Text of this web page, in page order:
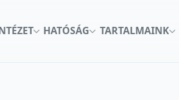
HATÓSÁG TARTALMAINK